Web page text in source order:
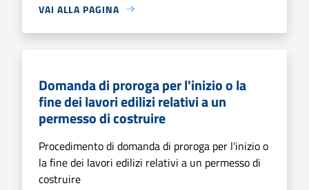
VAI ALLA PAGINA
Domanda di proroga per l'inizio o la
fine dei lavori edilizi relativi a un
permesso di costruire
Procedimento di domanda di proroga per l'inizio o
la fine dei lavori edilizi relativi a un permesso di
costruire